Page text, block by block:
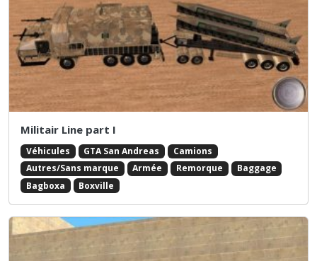
Militair Line part I
Véhicules GTA San Andreas
Camions
Autres/Sans marque
Armée Remorque
Baggage
Bagboxa
Boxville